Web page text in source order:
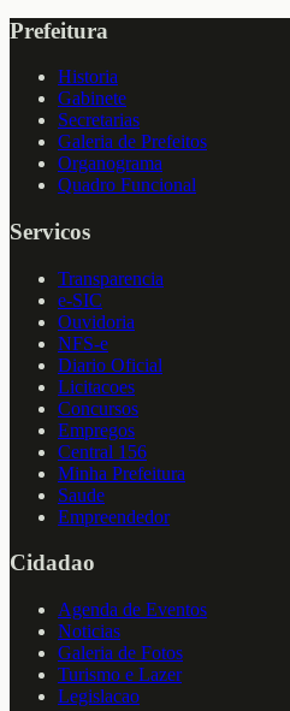
Prefeitura
Historia
Gabinete
Secretarias
Galeria de Prefeitos
Organograma
Quadro Funcional
Servicos
Transparencia
e-SIC
Ouvidoria
NFS-e
Diario Oficial
Licitacoes
Concursos
Empregos
Central 156
Minha Prefeitura
Saude
Empreendedor
Cidadao
Agenda de Eventos
Noticias
Galeria de Fotos
Turismo e Lazer
Legislacao